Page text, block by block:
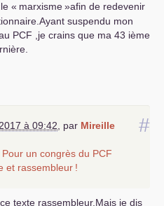
« marxisme»afin de redevenir
suspendu mon
PCF ,je crains que ma 43 ième
#
à 09:42 par Mireille
Pour un congrès du PCF
et rassembleur !
texte rassembleur.Mais je dis